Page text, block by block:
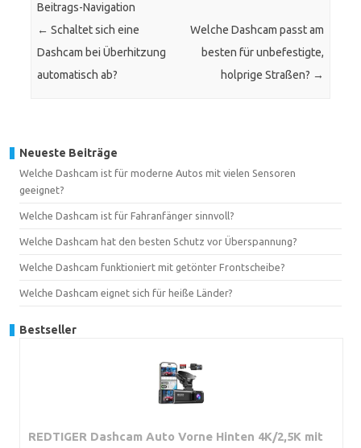
Beitrags-Navigation
← Schaltet sich eine
Dashcam bei Überhitzung
automatisch ab?
Welche Dashcam passt am
besten für unbefestigte,
holprige Straßen? →
Neueste Beiträge
Welche Dashcam ist für moderne Autos mit vielen Sensoren
geeignet?
Welche Dashcam ist für Fahranfänger sinnvoll?
Welche Dashcam hat den besten Schutz vor Überspannung?
Welche Dashcam funktioniert mit getönter Frontscheibe?
Welche Dashcam eignet sich für heiße Länder?
Bestseller
REDTIGER Dashcam Auto Vorne Hinten 4K/2,5K mit